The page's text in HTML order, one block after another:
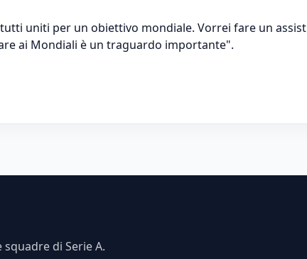
tutti uniti per un obiettivo mondiale. Vorrei fare un assist
ai Mondiali è un traguardo importante".
di Serie A.